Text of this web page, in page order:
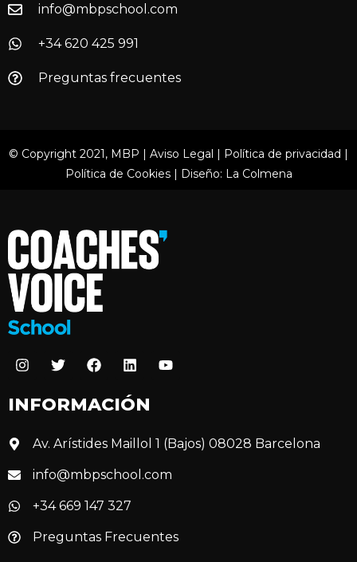
info@mbpschool.com
+34 620 425 991
Preguntas frecuentes
© Copyright 2021, MBP | Aviso Legal | Política de privacidad |
Política de Cookies| Diseño: La Colmena
INFORMACIÓN
Av. Arístides Maillol 1 (Bajos) 08028 Barcelona
info@mbpschool.com
+34 669 147 327
Preguntas Frecuentes